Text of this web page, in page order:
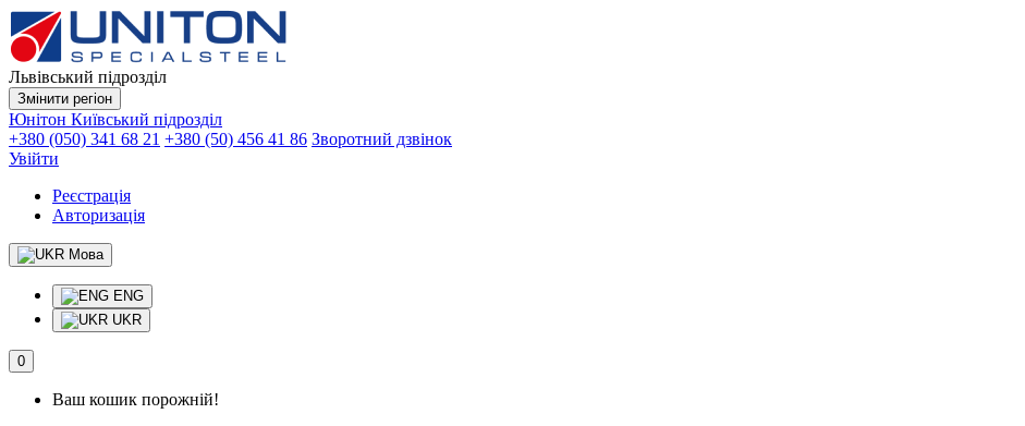
Львівський підрозділ
Змінити регіон
Юнітон Київський підрозділ
+380 (050) 341 68 21 +380 (50) 456 41 86 Зворотний дзвінок
Увійти
Реєстрація
Авторизація
Мова
ENG
UKR
0
Ваш кошик порожній!